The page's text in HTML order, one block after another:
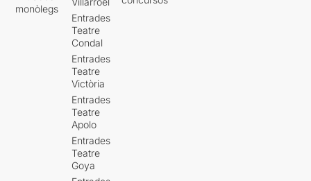
monòlegs
Entrades
Teatre
Condal
Entrades
Teatre
Victòria
Entrades
Teatre
Apolo
Entrades
Teatre
Goya